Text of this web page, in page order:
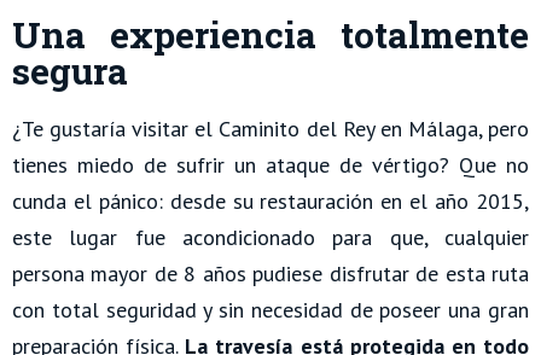
Una experiencia totalmente
segura
¿Te gustaría visitar el Caminito del Rey en Málaga, pero
tienes miedo de sufrir un ataque de vértigo? Que no
cunda el pánico: desde su restauración en el año 2015,
este lugar fue acondicionado para que, cualquier
persona mayor de 8 años pudiese disfrutar de esta ruta
con total seguridad y sin necesidad de poseer una gran
preparación física. La travesía está protegida en todo